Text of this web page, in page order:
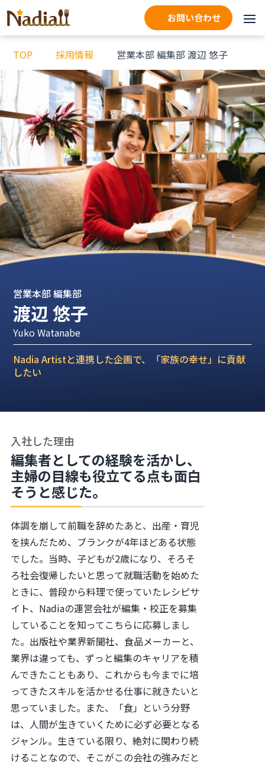
お問い合わせ
TOP 採用情報 営業本部 編集部 渡辺 悠子
営業本部 編集部
渡辺 悠子
Yuko Watanabe
Nadia Artistと連携した企画で、「家族の幸せ」に貢献
したい
入社した理由
編集者としての経験を活かし、
主婦の目線も役立てる点も面白
そうと感じた。
体調を崩して前職を辞めたあと、出産・育児
を挟んだため、ブランクが4年ほどある状態
でした。当時、子どもが2歳になり、そろそ
ろ社会復帰したいと思って就職活動を始めた
ときに、普段から料理で使っていたレシピサ
イト、Nadiaの運営会社が編集・校正を募集
していることを知ってこちらに応募しまし
た。出版社や業界新聞社、食品メーカーと、
業界は違っても、ずっと編集のキャリアを積
んできたこともあり、これからも今までに培
ってきたスキルを活かせる仕事に就きたいと
思っていました。また、「食」という分野
は、人間が生きていくために必ず必要となる
ジャンル。生きている限り、絶対に関わり続
けることなので、そこがこの会社の強みだと